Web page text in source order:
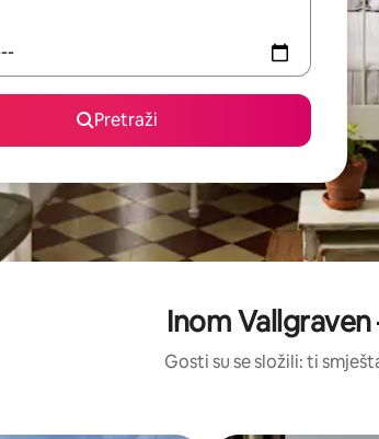
Pretraži
Inom
Gosti su se složili: ti